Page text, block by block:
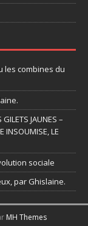
les combines du
JAUNES –
INSOUMISE, LE
sociale
par Ghislaine.
MH Themes